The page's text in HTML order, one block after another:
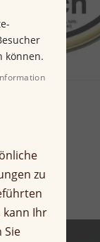
können.
zu
kann Ihr
Sie